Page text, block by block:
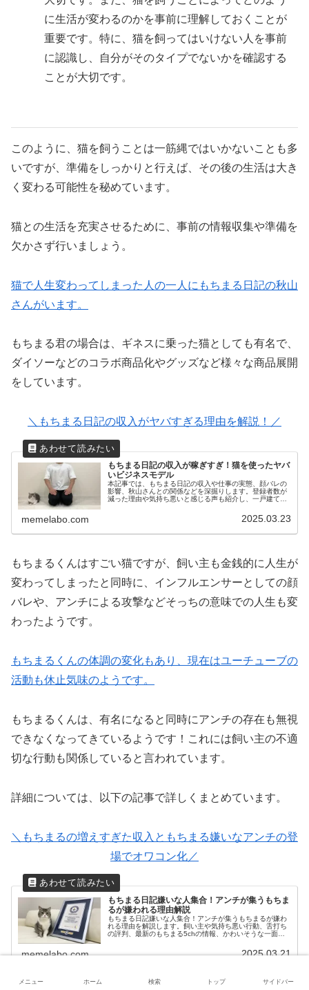
に生活が変わるのかを事前に理解しておくことが
重要です。特に、猫を飼ってはいけない人を事前
に認識し、自分がそのタイプでないかを確認する
ことが大切です。
このように、猫を飼うことは一筋縄ではいかないことも多
いですが、準備をしっかりと行えば、その後の生活は大き
く変わる可能性を秘めています。
猫との生活を充実させるために、事前の情報収集や準備を
欠かさず行いましょう。
猫で人生変わってしまった人の一人にもちまる日記の秋山
さんがいます。
もちまる君の場合は、ギネスに乗った猫としても有名で、
ダイソーなどのコラボ商品化やグッズなど様々な商品展開
をしています。
＼もちまる日記の収入がヤバすぎる理由を解説！／
もちまる日記の収入が稼ぎすぎ！猫を使ったヤバ
いビジネスモデル
本記事では、もちまる日記の収入や仕事の実態、顔バレの
影響、秋山さんとの関係などを深掘りします。登録者数が
減った理由や気持ち悪いと感じる声も紹介し、一戸建てで
memelabo.com 2025.03.23
もちまるくんはすごい猫ですが、飼い主も金銭的に人生が
変わってしまったと同時に、インフルエンサーとしての顔
バレや、アンチによる攻撃などそっちの意味での人生も変
わったようです。
もちまるくんの体調の変化もあり、現在はユーチューブの
活動も休止気味のようです。
もちまるくんは、有名になると同時にアンチの存在も無視
できなくなってきているようです！これには飼い主の不適
切な行動も関係していると言われています。
詳細については、以下の記事で詳しくまとめています。
＼もちまるの増えすぎた収入ともちまる嫌いなアンチの登
場でオワコン化／
もちまる日記嫌いな人集合！アンチが集うもちま
るが嫌われる理由解説
もちまる日記嫌いな人集合！アンチが集うもちまるが嫌わ
れる理由を解説します。飼い主や気持ち悪い行動、舌打ち
の評判、最新のもちまる5chの情報、かわいそうな一面ま
memelabo.com 2025.03.21
メニュー ホーム 検索 トップ サイドバー